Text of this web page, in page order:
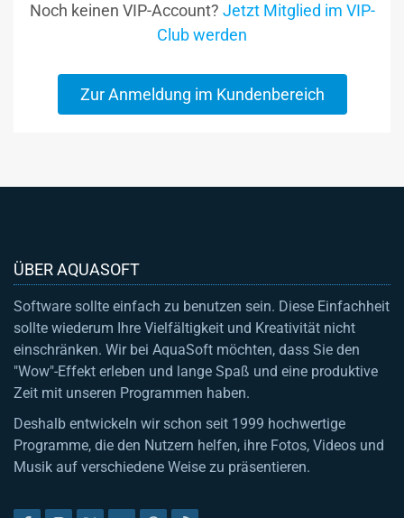
Noch keinen VIP-Account? Jetzt Mitglied im VIP-
Club werden
Zur Anmeldung im Kundenbereich
ÜBER AQUASOFT
Software sollte einfach zu benutzen sein. Diese Einfachheit
sollte wiederum Ihre Vielfältigkeit und Kreativität nicht
einschränken. Wir bei AquaSoft möchten, dass Sie den
"Wow"-Effekt erleben und lange Spaß und eine produktive
Zeit mit unseren Programmen haben.
Deshalb entwickeln wir schon seit 1999 hochwertige
Programme, die den Nutzern helfen, ihre Fotos, Videos und
Musik auf verschiedene Weise zu präsentieren.